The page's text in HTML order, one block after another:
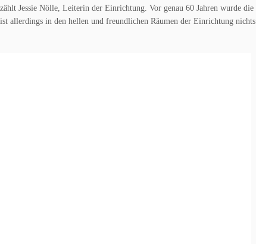
Jessie Nölle, Leiterin der Einrichtung. Vor genau 60 Jahren wurde die
allerdings in den hellen und freundlichen Räumen der Einrichtung nichts